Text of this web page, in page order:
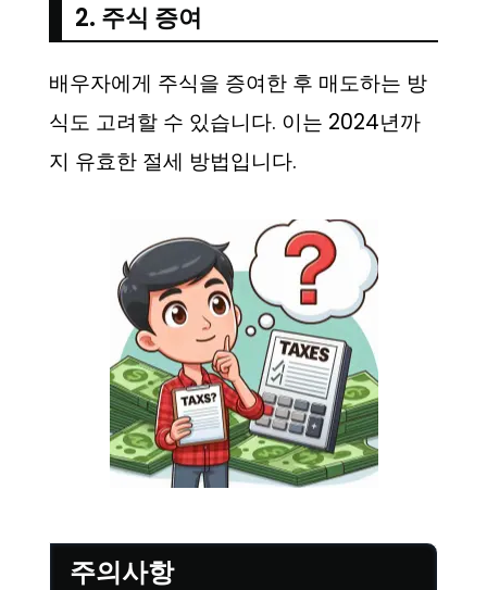
2. 주식 증여
배우자에게 주식을 증여한 후 매도하는 방
식도 고려할 수 있습니다. 이는 2024년까
지 유효한 절세 방법입니다.
주의사항